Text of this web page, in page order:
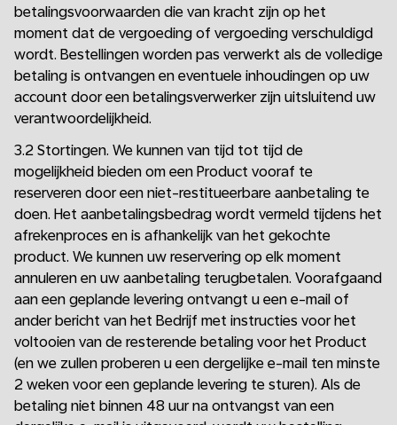
betalingsvoorwaarden die van kracht zijn op het
moment dat de vergoeding of vergoeding verschuldigd
wordt. Bestellingen worden pas verwerkt als de volledige
betaling is ontvangen en eventuele inhoudingen op uw
account door een betalingsverwerker zijn uitsluitend uw
verantwoordelijkheid.
3.2 Stortingen. We kunnen van tijd tot tijd de
mogelijkheid bieden om een Product vooraf te
reserveren door een niet-restitueerbare aanbetaling te
doen. Het aanbetalingsbedrag wordt vermeld tijdens het
afrekenproces en is afhankelijk van het gekochte
product. We kunnen uw reservering op elk moment
annuleren en uw aanbetaling terugbetalen. Voorafgaand
aan een geplande levering ontvangt u een e-mail of
ander bericht van het Bedrijf met instructies voor het
voltooien van de resterende betaling voor het Product
(en we zullen proberen u een dergelijke e-mail ten minste
2 weken voor een geplande levering te sturen). Als de
betaling niet binnen 48 uur na ontvangst van een